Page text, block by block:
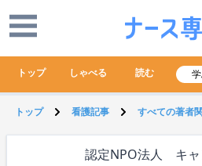
トップ しゃべる 読む
トップ 看護記事 すべての著者
認定NPO法人 キャ